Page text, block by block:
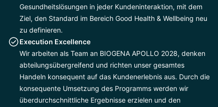
Gesundheitslösungen in jeder Kundeninteraktion, mit dem
Ziel, den Standard im Bereich Good Health & Wellbeing neu
zu definieren.
Execution Excellence
Wir arbeiten als Team an BIOGENA APOLLO 2028, denken
abteilungsübergreifend und richten unser gesamtes
Handeln konsequent auf das Kundenerlebnis aus. Durch die
konsequente Umsetzung des Programms werden wir
überdurchschnittliche Ergebnisse erzielen und den